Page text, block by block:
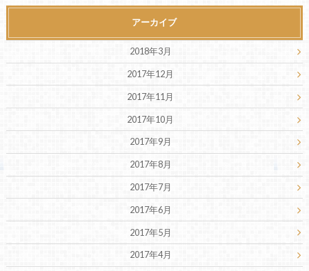
アーカイブ
2018年3月
2017年12月
2017年11月
2017年10月
2017年9月
2017年8月
2017年7月
2017年6月
2017年5月
2017年4月